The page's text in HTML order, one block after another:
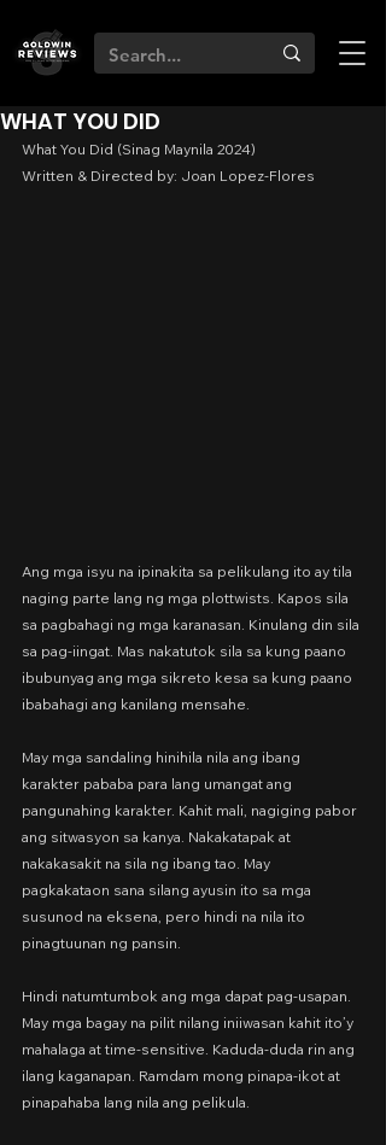
WHAT YOU DID
What You Did (Sinag Maynila 2024)
Written & Directed by: Joan Lopez-Flores
Ang mga isyu na ipinakita sa pelikulang ito ay tila
naging parte lang ng mga plottwists. Kapos sila
sa pagbahagi ng mga karanasan. Kinulang din sila
sa pag-iingat. Mas nakatutok sila sa kung paano
ibubunyag ang mga sikreto kesa sa kung paano
ibabahagi ang kanilang mensahe.
May mga sandaling hinihila nila ang ibang
karakter pababa para lang umangat ang
pangunahing karakter. Kahit mali, nagiging pabor
ang sitwasyon sa kanya. Nakakatapak at
nakakasakit na sila ng ibang tao. May
pagkakataon sana silang ayusin ito sa mga
susunod na eksena, pero hindi na nila ito
pinagtuunan ng pansin.
Hindi natumtumbok ang mga dapat pag-usapan.
May mga bagay na pilit nilang iniiwasan kahit ito’y
mahalaga at time-sensitive. Kaduda-duda rin ang
ilang kaganapan. Ramdam mong pinapa-ikot at
pinapahaba lang nila ang pelikula.